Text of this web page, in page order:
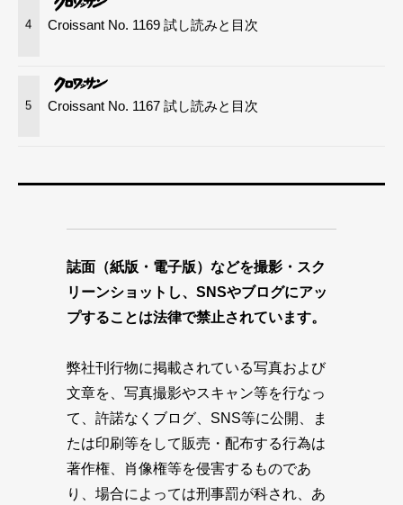
4 Croissant No. 1169 試し読みと目次
5 Croissant No. 1167 試し読みと目次
誌面（紙版・電子版）などを撮影・スク
リーンショットし、SNSやブログにアッ
プすることは法律で禁止されています。
弊社刊行物に掲載されている写真および
文章を、写真撮影やスキャン等を行なっ
て、許諾なくブログ、SNS等に公開、ま
たは印刷等をして販売・配布する行為は
著作権、肖像権等を侵害するものであ
り、場合によっては刑事罰が科され、あ